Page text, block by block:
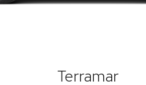
Terramar